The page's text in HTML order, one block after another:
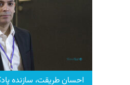
احسان طریقت، سازنده